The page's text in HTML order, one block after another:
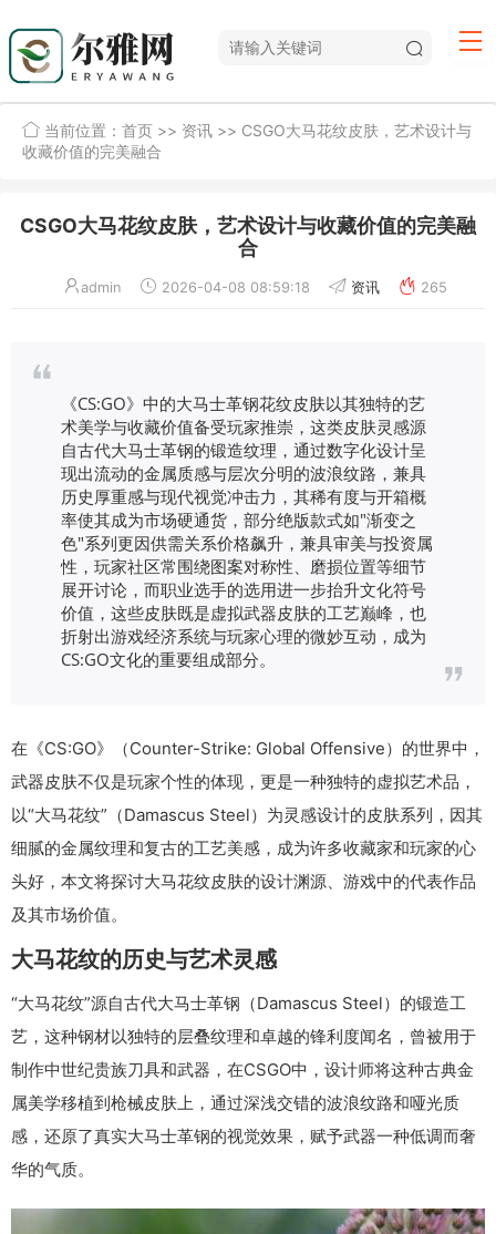
当前位置： 首页 >> 资讯 >> CSGO大马花纹皮肤，艺术设计与
收藏价值的完美融合
CSGO大马花纹皮肤，艺术设计与收藏价值的完美融
合
admin 2026-04-08 08:59:18 资讯 265
《CS:GO》中的大马士革钢花纹皮肤以其独特的艺
术美学与收藏价值备受玩家推崇，这类皮肤灵感源
自古代大马士革钢的锻造纹理，通过数字化设计呈
现出流动的金属质感与层次分明的波浪纹路，兼具
历史厚重感与现代视觉冲击力，其稀有度与开箱概
率使其成为市场硬通货，部分绝版款式如"渐变之
色"系列更因供需关系价格飙升，兼具审美与投资属
性，玩家社区常围绕图案对称性、磨损位置等细节
展开讨论，而职业选手的选用进一步抬升文化符号
价值，这些皮肤既是虚拟武器皮肤的工艺巅峰，也
折射出游戏经济系统与玩家心理的微妙互动，成为
CS:GO文化的重要组成部分。
在《CS:GO》（Counter-Strike: Global Offensive）的世界中，
武器皮肤不仅是玩家个性的体现，更是一种独特的虚拟艺术品，
以“大马花纹”（Damascus Steel）为灵感设计的皮肤系列，因其
细腻的金属纹理和复古的工艺美感，成为许多收藏家和玩家的心
头好，本文将探讨大马花纹皮肤的设计渊源、游戏中的代表作品
及其市场价值。
大马花纹的历史与艺术灵感
“大马花纹”源自古代大马士革钢（Damascus Steel）的锻造工
艺，这种钢材以独特的层叠纹理和卓越的锋利度闻名，曾被用于
制作中世纪贵族刀具和武器，在CSGO中，设计师将这种古典金
属美学移植到枪械皮肤上，通过深浅交错的波浪纹路和哑光质
感，还原了真实大马士革钢的视觉效果，赋予武器一种低调而奢
华的气质。